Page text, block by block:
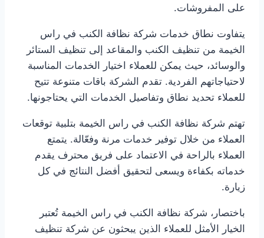
على المفروشات.
يتفاوت نطاق خدمات شركة نظافة الكنب في راس
الخيمة من تنظيف الكنب والمقاعد إلى تنظيف الستائر
والوسائد، حيث يمكن للعملاء اختيار الخدمات المناسبة
لاحتياجاتهم الفردية. تقدم الشركة باقات متنوعة تتيح
للعملاء تحديد نطاق وتفاصيل الخدمات التي يحتاجونها.
تهتم شركة نظافة الكنب في راس الخيمة بتلبية توقعات
العملاء من خلال توفير خدمات مرنة وفعّالة. يتمتع
العملاء بالراحة في الاعتماد على فريق محترف يقدم
خدماته بكفاءة ويسعى لتحقيق أفضل النتائج في كل
زيارة.
باختصار، شركة نظافة الكنب في راس الخيمة تُعتبر
الخيار الأمثل للعملاء الذين يبحثون عن شركة تنظيف